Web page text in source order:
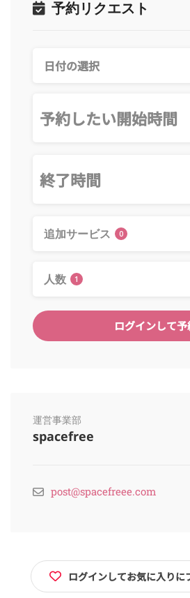
予約リクエスト
追加サービス 0
人数 1
ログインして予
運営事業部
spacefree
post@spacefreee.com
ログインしてお気に入りに